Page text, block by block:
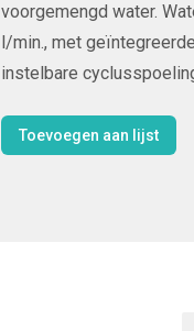
voorgemengd water.
l/min., met
instelbare
Toevoegen aan lijst